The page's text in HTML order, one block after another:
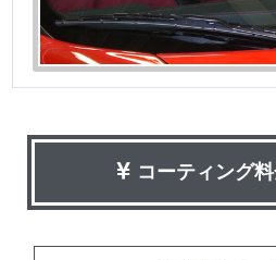
コーティング